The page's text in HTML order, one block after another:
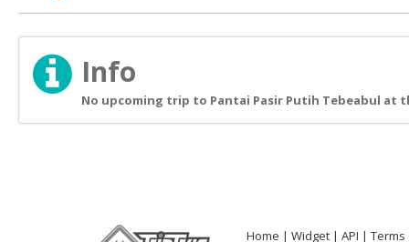
Info
No upcoming trip to Pantai Pasir Putih Tebeabul at
Home Widget API Terms